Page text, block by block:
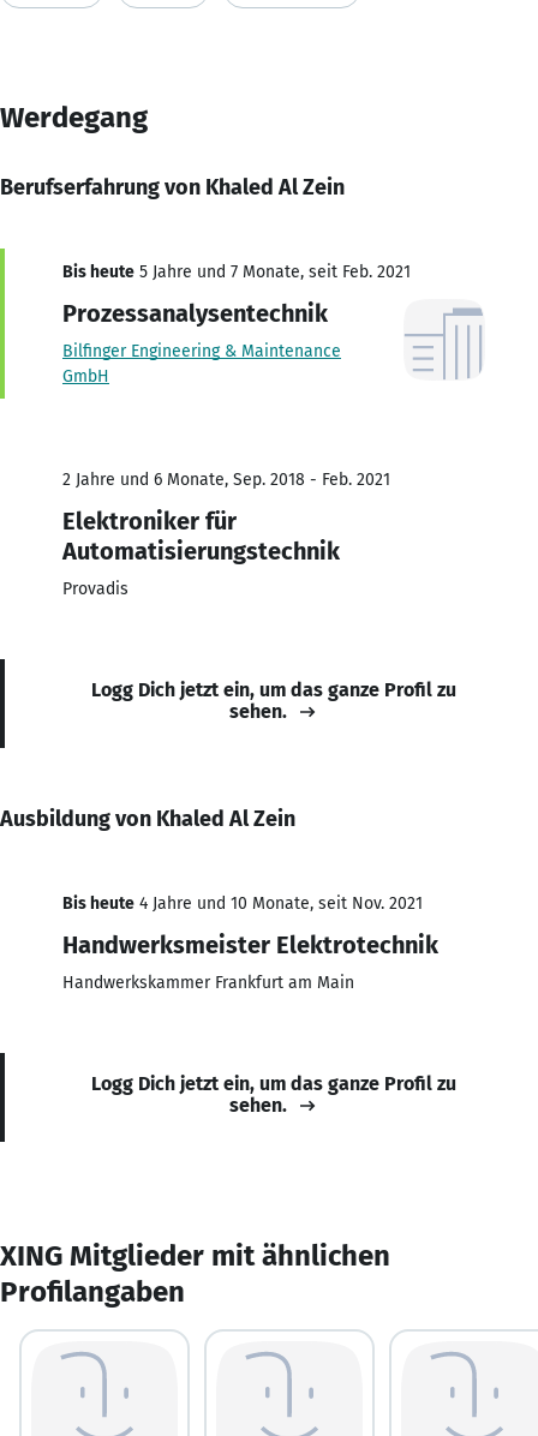
Werdegang
Berufserfahrung von Khaled Al Zein
Bis heute 5 Jahre und 7 Monate, seit Feb. 2021
Prozessanalysentechnik
Bilfinger Engineering & Maintenance
GmbH
2 Jahre und 6 Monate, Sep. 2018 - Feb. 2021
Elektroniker für
Automatisierungstechnik
Provadis
Logg Dich jetzt ein, um das ganze Profil zu
sehen.
Ausbildung von Khaled Al Zein
Bis heute 4 Jahre und 10 Monate, seit Nov. 2021
Handwerksmeister Elektrotechnik
Handwerkskammer Frankfurt am Main
Logg Dich jetzt ein, um das ganze Profil zu
sehen.
XING Mitglieder mit ähnlichen
Profilangaben